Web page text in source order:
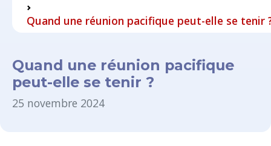
Quand une réunion pacifique peut-elle se tenir
Quand une réunion pacifique
peut-elle se tenir ?
25 novembre 2024